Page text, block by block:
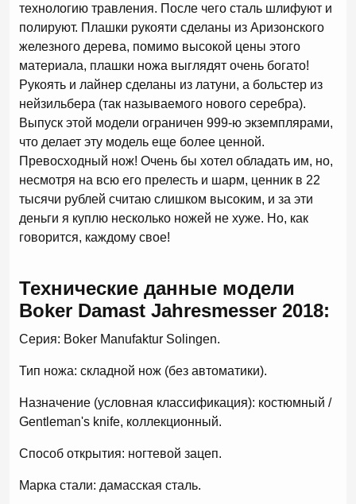
технологию травления. После чего сталь шлифуют и
полируют. Плашки рукояти сделаны из Аризонского
железного дерева, помимо высокой цены этого
материала, плашки ножа выглядят очень богато!
Рукоять и лайнер сделаны из латуни, а больстер из
нейзильбера (так называемого нового серебра).
Выпуск этой модели ограничен 999-ю экземплярами,
что делает эту модель еще более ценной.
Превосходный нож! Очень бы хотел обладать им, но,
несмотря на всю его прелесть и шарм, ценник в 22
тысячи рублей считаю слишком высоким, и за эти
деньги я куплю несколько ножей не хуже. Но, как
говорится, каждому свое!
Технические данные модели
Boker Damast Jahresmesser 2018:
Серия: Boker Manufaktur Solingen.
Тип ножа: складной нож (без автоматики).
Назначение (условная классификация): костюмный /
Gentleman's knife, коллекционный.
Способ открытия: ногтевой зацеп.
Марка стали: дамасская сталь.